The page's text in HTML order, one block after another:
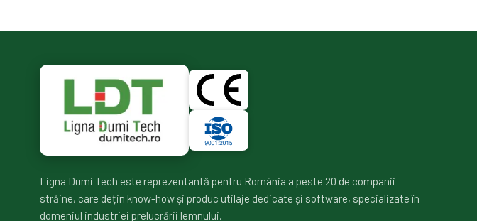
Ligna Dumi Tech este reprezentantă pentru România a peste 20 de companii
străine, care dețin know-how și produc utilaje dedicate și software, specializate în
domeniul industriei prelucrării lemnului.